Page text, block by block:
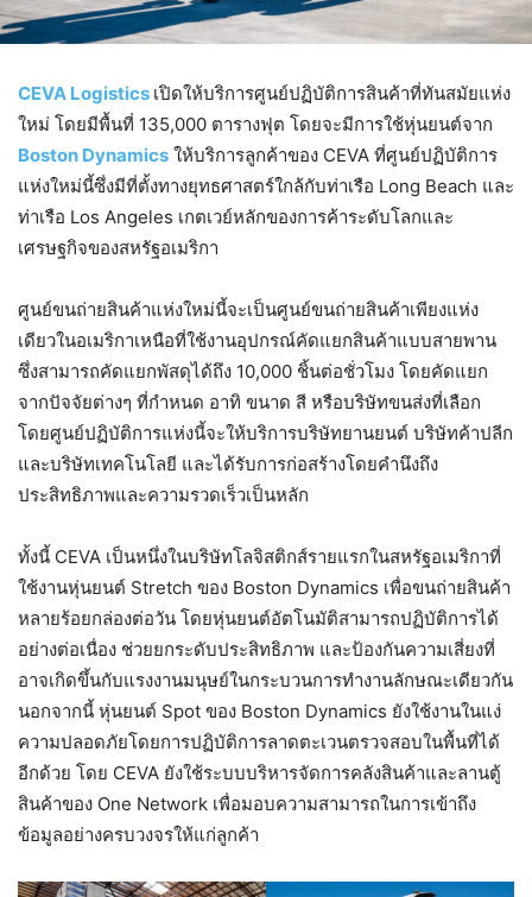
CEVA Logistics เปิดให้บริการศูนย์ปฏิบัติการสินค้าที่ทันสมัยแห่ง
ใหม่ โดยมีพื้นที่ 135,000 ตารางฟุต โดยจะมีการใช้หุ่นยนต์จาก
Boston Dynamics ให้บริการลูกค้าของ CEVA ที่ศูนย์ปฏิบัติการ
แห่งใหม่นี้ซึ่งมีที่ตั้งทางยุทธศาสตร์ใกล้กับท่าเรือ Long Beach และ
ท่าเรือ Los Angeles เกตเวย์หลักของการค้าระดับโลกและ
เศรษฐกิจของสหรัฐอเมริกา
ศูนย์ขนถ่ายสินค้าแห่งใหม่นี้จะเป็นศูนย์ขนถ่ายสินค้าเพียงแห่ง
เดียวในอเมริกาเหนือที่ใช้งานอุปกรณ์คัดแยกสินค้าแบบสายพาน
ซึ่งสามารถคัดแยกพัสดุได้ถึง 10,000 ชิ้นต่อชั่วโมง โดยคัดแยก
จากปัจจัยต่างๆ ที่กำหนด อาทิ ขนาด สี หรือบริษัทขนส่งที่เลือก
โดยศูนย์ปฏิบัติการแห่งนี้จะให้บริการบริษัทยานยนต์ บริษัทค้าปลีก
และบริษัทเทคโนโลยี และได้รับการก่อสร้างโดยคำนึงถึง
ประสิทธิภาพและความรวดเร็วเป็นหลัก
ทั้งนี้ CEVA เป็นหนึ่งในบริษัทโลจิสติกส์รายแรกในสหรัฐอเมริกาที่
ใช้งานหุ่นยนต์ Stretch ของ Boston Dynamics เพื่อขนถ่ายสินค้า
หลายร้อยกล่องต่อวัน โดยหุ่นยนต์อัตโนมัติสามารถปฏิบัติการได้
อย่างต่อเนื่อง ช่วยยกระดับประสิทธิภาพ และป้องกันความเสี่ยงที่
อาจเกิดขึ้นกับแรงงานมนุษย์ในกระบวนการทำงานลักษณะเดียวกัน
นอกจากนี้ หุ่นยนต์ Spot ของ Boston Dynamics ยังใช้งานในแง่
ความปลอดภัยโดยการปฏิบัติการลาดตะเวนตรวจสอบในพื้นที่ได้
อีกด้วย โดย CEVA ยังใช้ระบบบริหารจัดการคลังสินค้าและลานตู้
สินค้าของ One Network เพื่อมอบความสามารถในการเข้าถึง
ข้อมูลอย่างครบวงจรให้แก่ลูกค้า